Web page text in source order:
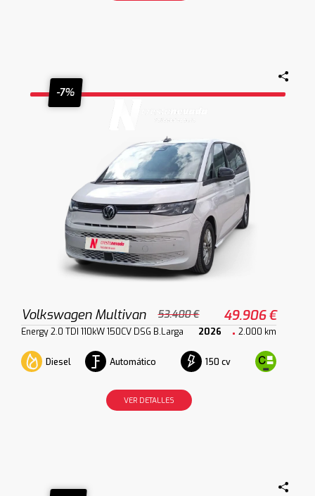
-7%
Volkswagen Multivan 53.400 € 49.906 €
Energy 2.0 TDI 110kW 150CV DSG B.Larga 2026 2.000 km
Diesel Automático 150 cv
VER DETALLES